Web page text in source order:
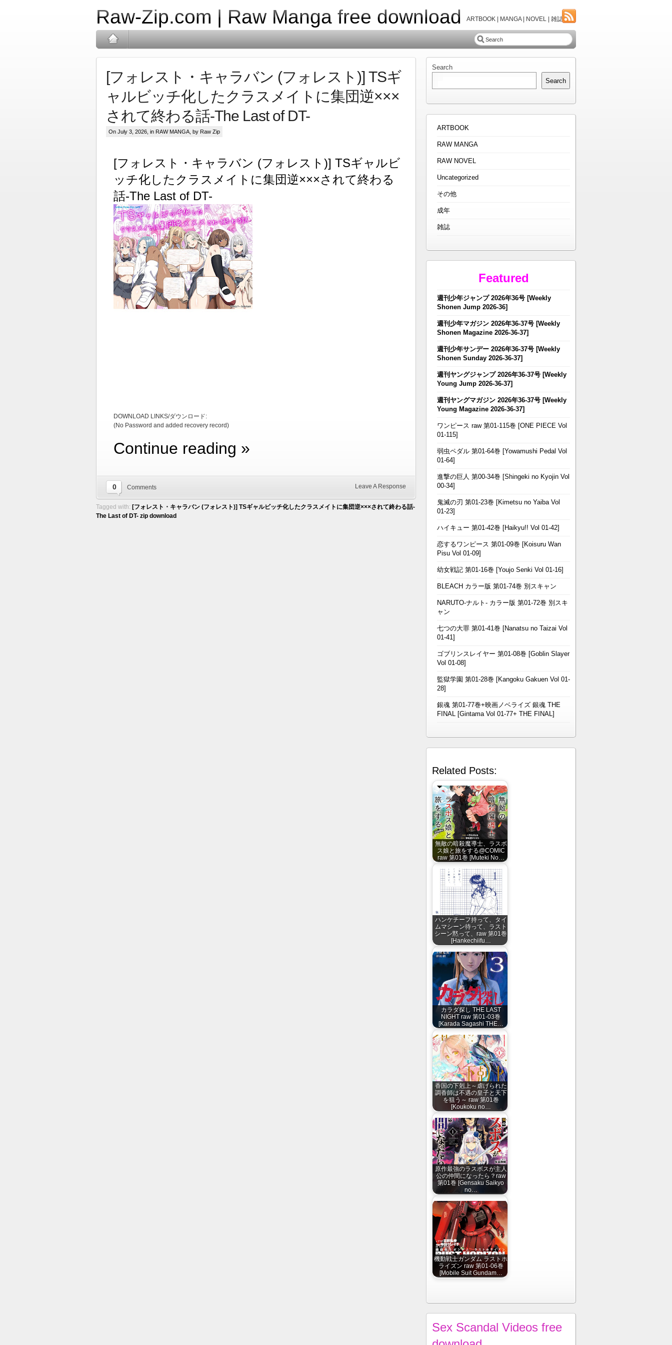
Raw-Zip.com | Raw Manga free download ARTBOOK | MANGA | NOVEL | 雑誌
[フォレスト・キャラバン (フォレスト)] TSギ
ャルビッチ化したクラスメイトに集団逆×××
されて終わる話-The Last of DT-
On July 3, 2026, in RAW MANGA , by Raw Zip
[フォレスト・キャラバン (フォレスト)] TSギャルビ
ッチ化したクラスメイトに集団逆×××されて終わる
話-The Last of DT-
DOWNLOAD LINKS/ダウンロード:
(No Password and added recovery record)
Continue reading »
0 Comments Leave A Response
Tagged with: [フォレスト・キャラバン (フォレスト)] TSギャルビッチ化したクラスメイトに集団逆×××されて終わる話-
The Last of DT- zip download
Search
Search
ARTBOOK
RAW MANGA
RAW NOVEL
Uncategorized
その他
成年
雑誌
Featured
週刊少年ジャンプ 2026年36号 [Weekly
Shonen Jump 2026-36]
週刊少年マガジン 2026年36-37号 [Weekly
Shonen Magazine 2026-36-37]
週刊少年サンデー 2026年36-37号 [Weekly
Shonen Sunday 2026-36-37]
週刊ヤングジャンプ 2026年36-37号 [Weekly
Young Jump 2026-36-37]
週刊ヤングマガジン 2026年36-37号 [Weekly
Young Magazine 2026-36-37]
ワンピース raw 第01-115巻 [ONE PIECE Vol
01-115]
弱虫ペダル 第01-64巻 [Yowamushi Pedal Vol
01-64]
進撃の巨人 第00-34巻 [Shingeki no Kyojin Vol
00-34]
鬼滅の刃 第01-23巻 [Kimetsu no Yaiba Vol
01-23]
ハイキュー 第01-42巻 [Haikyu!! Vol 01-42]
恋するワンピース 第01-09巻 [Koisuru Wan
Pisu Vol 01-09]
幼女戦記 第01-16巻 [Youjo Senki Vol 01-16]
BLEACH カラー版 第01-74巻 別スキャン
NARUTO-ナルト- カラー版 第01-72巻 別スキ
ャン
七つの大罪 第01-41巻 [Nanatsu no Taizai Vol
01-41]
ゴブリンスレイヤー 第01-08巻 [Goblin Slayer
Vol 01-08]
監獄学園 第01-28巻 [Kangoku Gakuen Vol 01-
28]
銀魂 第01-77巻+映画ノベライズ 銀魂 THE
FINAL [Gintama Vol 01-77+ THE FINAL]
Related Posts:
無敵の暗殺魔導士、ラスボ
ス娘と旅をする@COMIC
raw 第01巻 [Muteki No…
ハンケチーフ持って、タイ
ムマシーン待って、ラスト
シーン黙って、raw 第01巻
[Hankechiifu…
カラダ探し THE LAST
NIGHT raw 第01-03巻
[Karada Sagashi THE…
香国の下剋上～虐げられた
調香師は不遇の皇子と天下
を狙う～ raw 第01巻
[Koukoku no…
原作最強のラスボスが主人
公の仲間になったら？raw
第01巻 [Gensaku Saikyo
no…
機動戦士ガンダム ラストホ
ライズン raw 第01-06巻
[Mobile Suit Gundam…
Sex Scandal Videos free